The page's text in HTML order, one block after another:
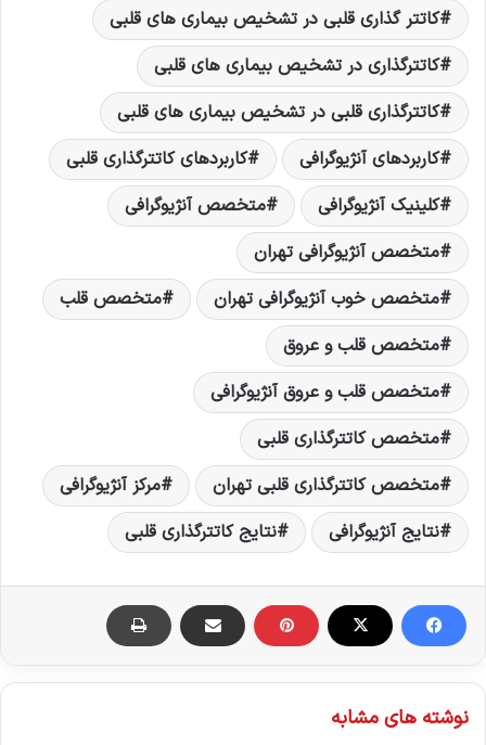
کاتتر گذاری قلبی در تشخیص بیماری های قلبی
کاتترگذاری در تشخیص بیماری های قلبی
کاتترگذاری قلبی در تشخیص بیماری های قلبی
کاربردهای آنژیوگرافی
کاربردهای کاتترگذاری قلبی
کلینیک آنژیوگرافی
متخصص آنژیوگرافی
متخصص آنژیوگرافی تهران
متخصص خوب آنژیوگرافی تهران
متخصص قلب
متخصص قلب و عروق
متخصص قلب و عروق آنژیوگرافی
متخصص کاتترگذاری قلبی
متخصص کاتترگذاری قلبی تهران
مرکز آنژیوگرافی
نتایج آنژیوگرافی
نتایج کاتترگذاری قلبی
نوشته های مشابه